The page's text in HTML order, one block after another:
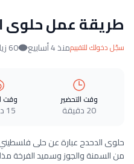
طريقة عمل حلوى
سجّل دخولك للتقييممنذ 4 أسابيع 60 زيارات
وقت التحضير
20 دقيقة
وقت
15 دقيقة
حلوى الدحدح عبارة عن حلى
من السمنة والجوز وسميد الفرخة